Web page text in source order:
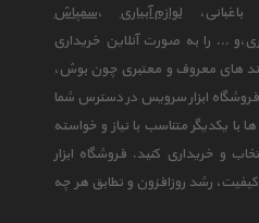
باغبانی،لوازم آبیاری ،سمپاش
،و ... را به صورت آنلاین خریداری
های معروف و معتبری چون بوش،
ابزار سرویس در دسترس شما
با یکدیگر متناسب با نیاز و خواسته
و خریداری کنید. فروشگاه ابزار
رشد روزافزون و تطابق هر چه